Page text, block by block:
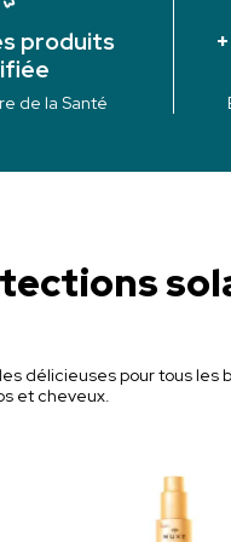
produits
de la Santé
délicieuses pour tous
et cheveux.